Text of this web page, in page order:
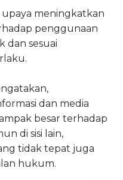
upaya meningkatkan
penggunaan
dan sesuai
dan media
besar terhadap
di sisi lain,
tidak tepat juga
hukum.